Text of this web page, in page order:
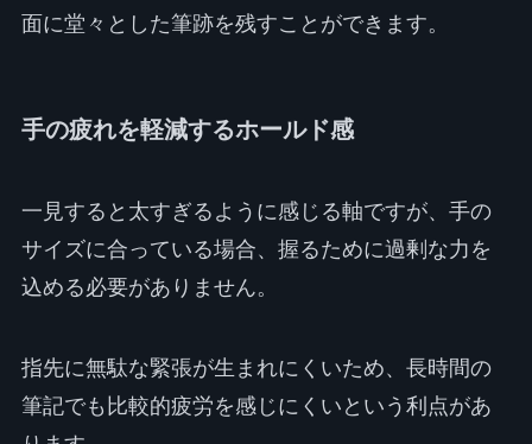
面に堂々とした筆跡を残すことができます。
手の疲れを軽減するホールド感
一見すると太すぎるように感じる軸ですが、手の
サイズに合っている場合、握るために過剰な力を
込める必要がありません。
指先に無駄な緊張が生まれにくいため、長時間の
筆記でも比較的疲労を感じにくいという利点があ